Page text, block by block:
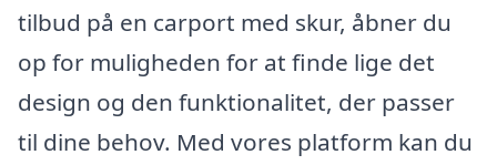
tilbud på en carport med skur, åbner du
op for muligheden for at finde lige det
design og den funktionalitet, der passer
til dine behov. Med vores platform kan du